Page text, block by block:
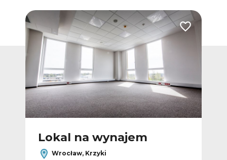
Dodaj do ulubionych Dodaj do
Lokal na wynajem
Wrocław, Krzyki